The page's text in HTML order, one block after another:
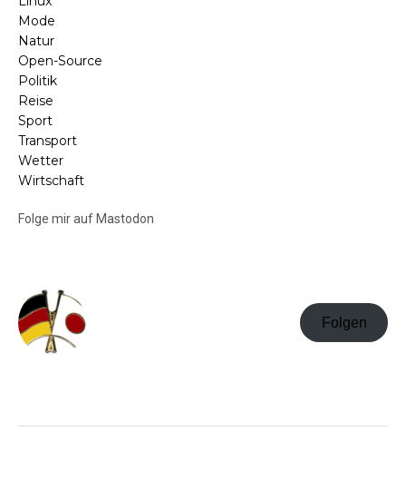
Mode
Natur
Open-Source
Politik
Reise
Sport
Transport
Wetter
Wirtschaft
Folge mir auf Mastodon
Folgen